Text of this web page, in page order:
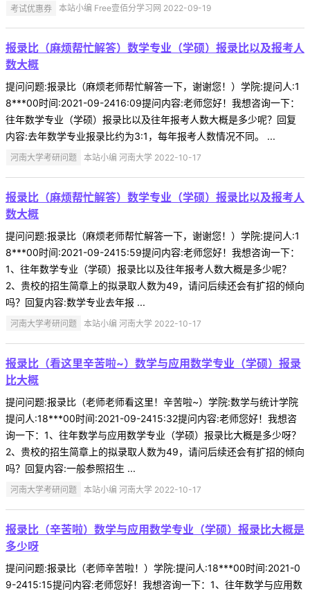
考试优惠券 本站小编 Free壹佰分学习网 2022-09-19
报录比（麻烦帮忙解答）数学专业（学硕）报录比以及报考人
数大概
提问问题:报录比（麻烦老师帮忙解答一下，谢谢您！）学院:提问人:1
8***00时间:2021-09-2416:09提问内容:老师您好！我想咨询一下：
往年数学专业（学硕）报录比以及往年报考人数大概是多少呢？回复
内容:去年数学专业报录比约为3:1，每年报考人数情况不同。 ...
河南大学考研问题 本站小编 河南大学 2022-10-17
报录比（麻烦帮忙解答）数学专业（学硕）报录比以及报考人
数大概
提问问题:报录比（麻烦老师帮忙解答一下，谢谢您！）学院:提问人:1
8***00时间:2021-09-2415:59提问内容:老师您好！我想咨询一下：
1、往年数学专业（学硕）报录比以及往年报考人数大概是多少呢？
2、贵校的招生简章上的拟录取人数为49，请问后续还会有扩招的倾向
吗？回复内容:数学专业去年报 ...
河南大学考研问题 本站小编 河南大学 2022-10-17
报录比（看这里辛苦啦~）数学与应用数学专业（学硕）报录
比大概
提问问题:报录比（老师老师看这里！辛苦啦~）学院:数学与统计学院
提问人:18***00时间:2021-09-2415:32提问内容:老师您好！我想咨
询一下：1、往年数学与应用数学专业（学硕）报录比大概是多少呀？
2、贵校的招生简章上的拟录取人数为49，请问后续还会有扩招的倾向
吗？回复内容:一般参照招生 ...
河南大学考研问题 本站小编 河南大学 2022-10-17
报录比（辛苦啦）数学与应用数学专业（学硕）报录比大概是
多少呀
提问问题:报录比（老师辛苦啦！）学院:提问人:18***00时间:2021-0
9-2415:15提问内容:老师您好！我想咨询一下：1、往年数学与应用数